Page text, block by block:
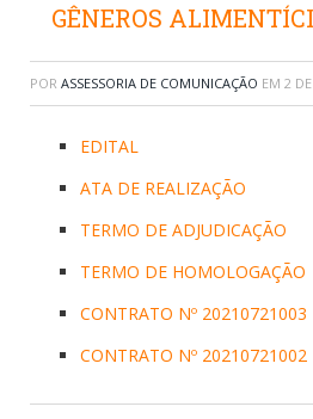
GÊNEROS
POR ASSESSORIA DE COMUNICAÇÃO EM 2
EDITAL
ATA DE REALIZAÇÃO
TERMO DE ADJUDICAÇÃO
TERMO DE HOMOLOGAÇÃO
CONTRATO Nº 20210721003
CONTRATO Nº 20210721002